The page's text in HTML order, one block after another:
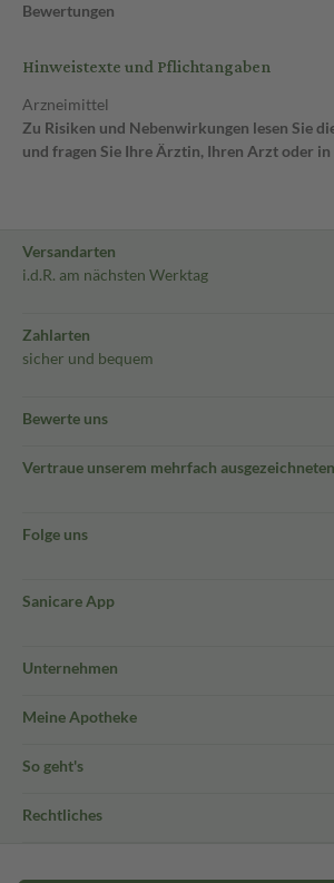
Bewertungen
Hinweistexte und Pflichtangaben
Arzneimittel
Zu Risiken und Nebenwirkungen lesen Sie
und fragen Sie Ihre Ärztin, Ihren Arzt oder
Versandarten
i.d.R. am nächsten Werktag
Zahlarten
sicher und bequem
Bewerte uns
Vertraue unserem mehrfach
Folge uns
Sanicare App
Unternehmen
Meine Apotheke
So geht's
Rechtliches